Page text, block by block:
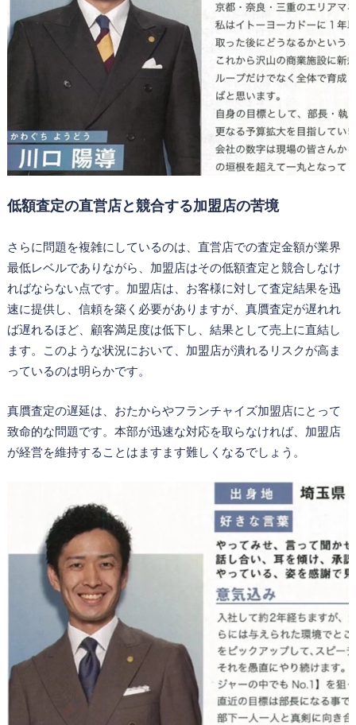
低額査定の直営店と競合する加盟店の苦境
さらに問題を複雑にしているのは、直営店での査定金額が業界
最低レベルでありながら、加盟店はその低額査定と競合しなけ
ればならない点です。加盟店は、お客様に対して査定結果を迅
速に提供し、信頼を築く必要がありますが、真贋査定が遅れれ
ば遅れるほど、顧客満足度は低下し、結果として売上に直結し
ます。このような状況において、加盟店が潰れるリスクが高ま
っているのは明らかです。
真贋査定の遅延は、おたからやフランチャイズ加盟店にとって
致命的な問題です。本部が迅速な対応を取らなければ、加盟店
が経営を維持することはますます難しくなるでしょう。